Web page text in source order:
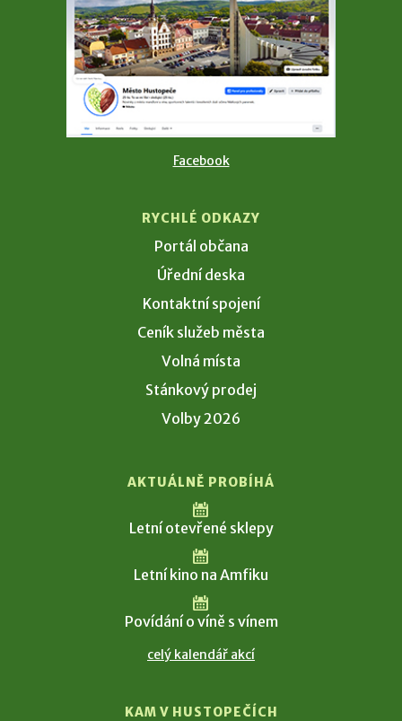
Facebook
RYCHLÉ ODKAZY
Portál občana
Úřední deska
Kontaktní spojení
Ceník služeb města
Volná místa
Stánkový prodej
Volby 2026
AKTUÁLNĚ PROBÍHÁ
Letní otevřené sklepy
Letní kino na Amfiku
Povídání o víně s vínem
celý kalendář akcí
KAM V HUSTOPEČÍCH